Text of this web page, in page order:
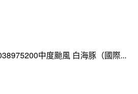
中度颱風 白海豚（國際...